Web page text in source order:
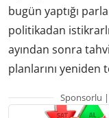
bugün yaptığı
politikadan
ayından sonra
planlarını yeniden
Sponsorlu |